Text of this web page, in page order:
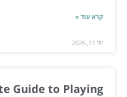
קרא עוד »
יול 11, 2026
Guide to Playing